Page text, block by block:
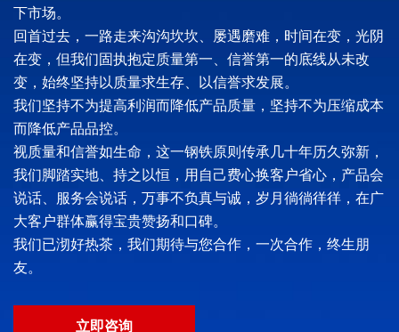
下市场。
回首过去，一路走来沟沟坎坎、屡遇磨难，时间在变，光阴
在变，但我们固执抱定质量第一、信誉第一的底线从未改
变，始终坚持以质量求生存、以信誉求发展。
我们坚持不为提高利润而降低产品质量，坚持不为压缩成本
而降低产品品控。
视质量和信誉如生命，这一钢铁原则传承几十年历久弥新，
我们脚踏实地、持之以恒，用自己费心换客户省心，产品会
说话、服务会说话，万事不负真与诚，岁月徜徜徉徉，在广
大客户群体赢得宝贵赞扬和口碑。
我们已沏好热茶，我们期待与您合作，一次合作，终生朋
友。
立即咨询